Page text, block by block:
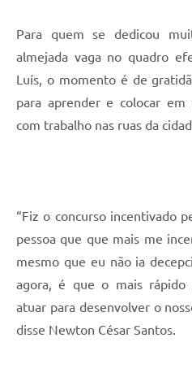
Para quem se dedicou
almejada vaga no quadro
Luís, o momento é de
para aprender e colocar em
com trabalho nas ruas da
“Fiz o concurso incentivado
pessoa que que mais me
mesmo que eu não ia
agora, é que o mais rápido
atuar para desenvolver o
disse Newton César Santos.